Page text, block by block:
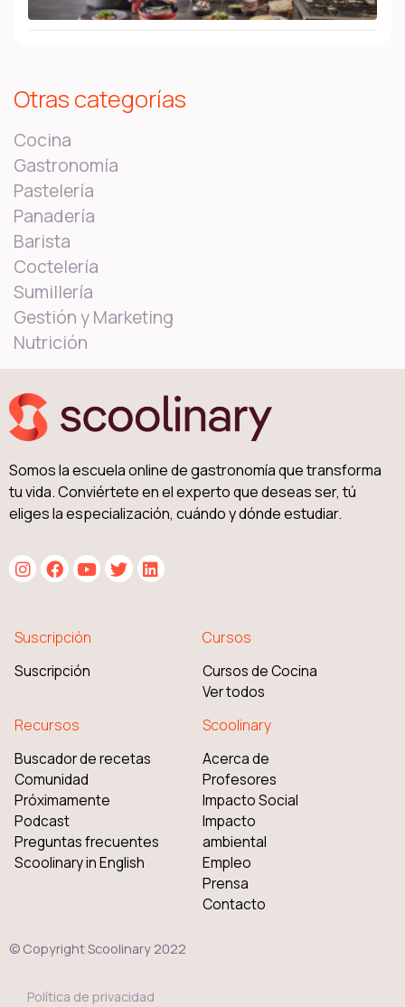
Otras categorías
Cocina
Gastronomía
Pastelería
Panadería
Barista
Coctelería
Sumillería
Gestión y Marketing
Nutrición
Somos la escuela online de gastronomía que transforma
tu vida. Conviértete en el experto que deseas ser, tú
eliges la especialización, cuándo y dónde estudiar.
Suscripción
Suscripción
Cursos
Cursos de Cocina
Ver todos
Recursos
Buscador de recetas
Comunidad
Próximamente
Podcast
Preguntas frecuentes
Scoolinary in English
Scoolinary
Acerca de
Profesores
Impacto Social
Impacto
ambiental
Empleo
Prensa
Contacto
© Copyright Scoolinary 2022
Política de privacidad